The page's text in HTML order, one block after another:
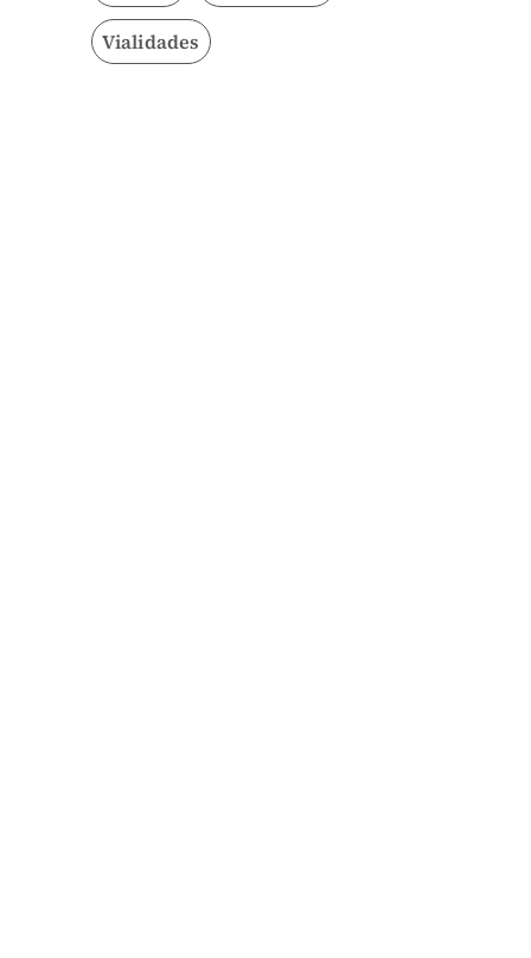
Vialidades